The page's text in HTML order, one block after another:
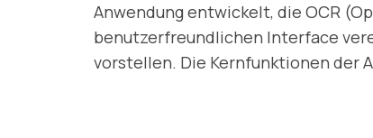
Anwendung entwickelt, die OCR
benutzerfreundlichen Interface
vorstellen. Die Kernfunktionen der